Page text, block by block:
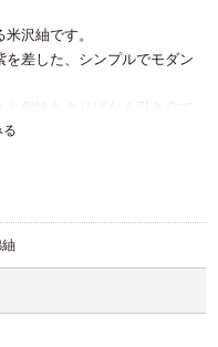
沢紬です。
差した、シンプルでモダン
個性をさりげなく引き立て
した質感と自然な光沢が、
ートの幅が広がります。
る